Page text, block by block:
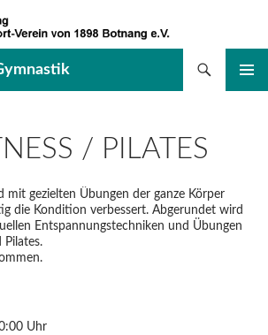
/ PILATES
mit gezielten Übungen der ganze Körper
die Kondition verbessert. Abgerundet wird
Entspannungstechniken und Übungen
Pilates.
Uhr